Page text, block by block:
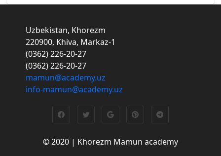
Uzbekistan, Khorezm
220900, Khiva, Markaz-1
(0362) 226-20-27
(0362) 226-20-27
mamun@academy.uz
info-mamun@academy.uz
© 2020 | Khorezm Mamun academy